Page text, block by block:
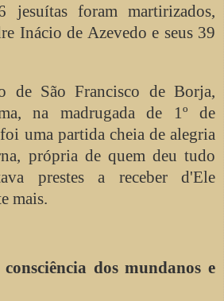
jesuítas foram martirizados,
Inácio de Azevedo e seus 39
de São Francisco de Borja,
na madrugada de 1º de
uma partida cheia de alegria
própria de quem deu tudo
prestes a receber d'Ele
mais.
dos mundanos e